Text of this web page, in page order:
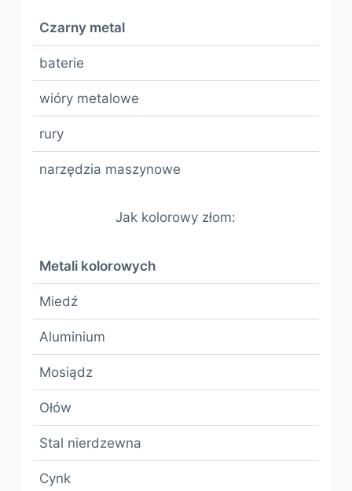
Czarny metal
baterie
wióry metalowe
rury
narzędzia maszynowe
Jak kolorowy złom:
Metali kolorowych
Miedź
Aluminium
Mosiądz
Ołów
Stal nierdzewna
Cynk